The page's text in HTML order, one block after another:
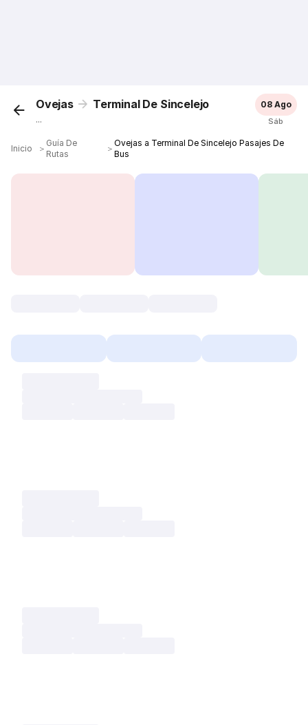
Ovejas Terminal De Sincelejo
...
08 Ago
Sáb
Inicio ＞
Guía De
Rutas
＞
Ovejas a Terminal De Sincelejo Pasajes De
Bus